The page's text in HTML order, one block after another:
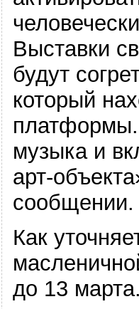
Выставки
будут
который
платформы.
музыка и
арт-
сообщении.
Как
до 13